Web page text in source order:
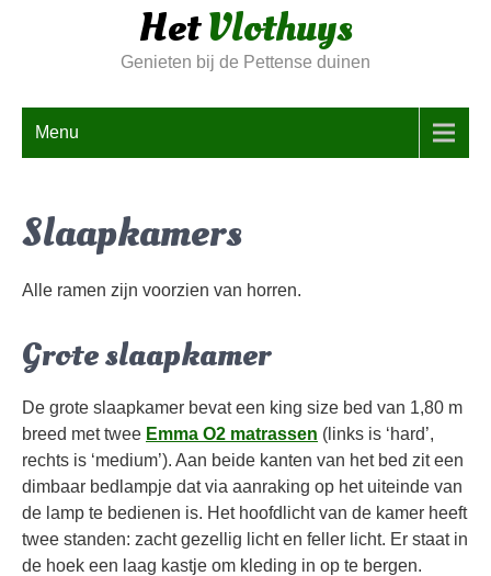
HetVlothuys
Genieten bij de Pettense duinen
Menu
Slaapkamers
Alle ramen zijn voorzien van horren.
Grote slaapkamer
De grote slaapkamer bevat een king size bed van 1,80 m
breed met twee Emma O2 matrassen (links is ‘hard’,
rechts is ‘medium’). Aan beide kanten van het bed zit een
dimbaar bedlampje dat via aanraking op het uiteinde van
de lamp te bedienen is. Het hoofdlicht van de kamer heeft
twee standen: zacht gezellig licht en feller licht. Er staat in
de hoek een laag kastje om kleding in op te bergen.